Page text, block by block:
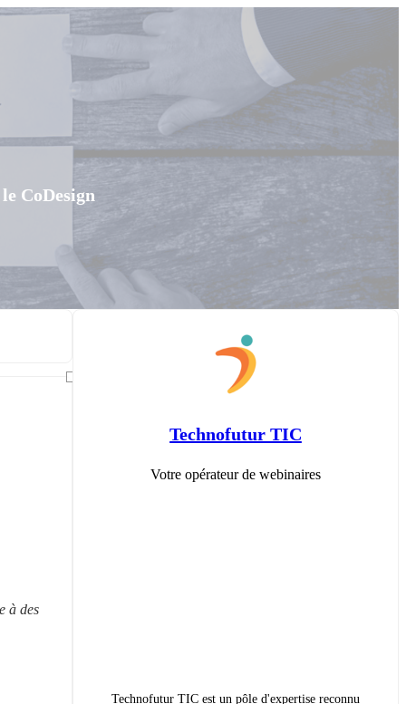
CoDesign
à des
Technofutur TIC
Votre opérateur de webinaires
Technofutur TIC est un pôle d'expertise reconnu